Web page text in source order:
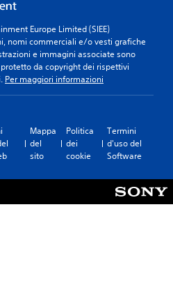
Europe Limited (SIEE)
nomi commerciali e/o vesti grafiche
e immagini associate sono
da copyright dei rispettivi
Per maggiori informazioni
Mappa
del
sito
Politica
dei
cookie
Termini
d'uso del
Software